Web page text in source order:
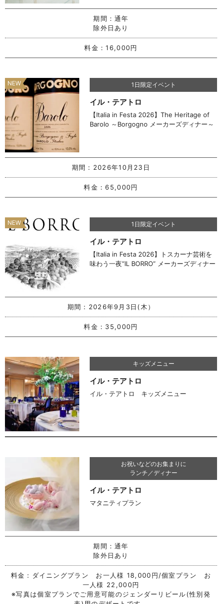
期間：通年
除外日あり
料金：16,000円
1日限定イベント
イル・テアトロ
【Italia in Festa 2026】The Heritage of
Barolo ～Borgogno メーカーズディナー～
期間： 2026年10月23日
料金：65,000円
1日限定イベント
イル・テアトロ
【Italia in Festa 2026】トスカーナ芸術を
味わう一夜“IL BORRO” メーカーズディナー
期間： 2026年9月3日(木）
料金： 35,000円
キッズメニュー
イル・テアトロ
イル・テアトロ キッズメニュー
お祝いなどのお集まりに
ランチ／ディナー
イル・テアトロ
マタニティプラン
期間：通年
除外日あり
料金： ダイニングプラン お一人様 18,000円/個室プラン お
一人様 22,000円
※写真は個室プランでご用意可能のジェンダーリビール(性別発